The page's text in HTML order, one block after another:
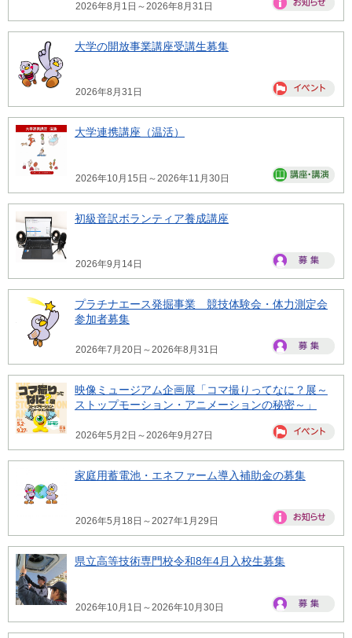
2026年8月1日～2026年8月31日
大学の開放事業講座受講生募集
2026年8月31日
大学連携講座（温活）
2026年10月15日～2026年11月30日
初級音訳ボランティア養成講座
2026年9月14日
プラチナエース発掘事業 競技体験会・体力測定会
参加者募集
2026年7月20日～2026年8月31日
映像ミュージアム企画展「コマ撮りってなに？展～
ストップモーション・アニメーションの秘密～」
2026年5月2日～2026年9月27日
家庭用蓄電池・エネファーム導入補助金の募集
2026年5月18日～2027年1月29日
県立高等技術専門校令和8年4月入校生募集
2026年10月1日～2026年10月30日